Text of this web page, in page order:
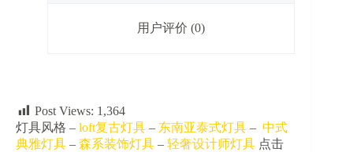
用户评价 (0)
Post Views: 1,364
灯具风格 – loft复古灯具 – 东南亚泰式灯具 – 中式
典雅灯具 – 森系装饰灯具 – 轻奢设计师灯具 点击